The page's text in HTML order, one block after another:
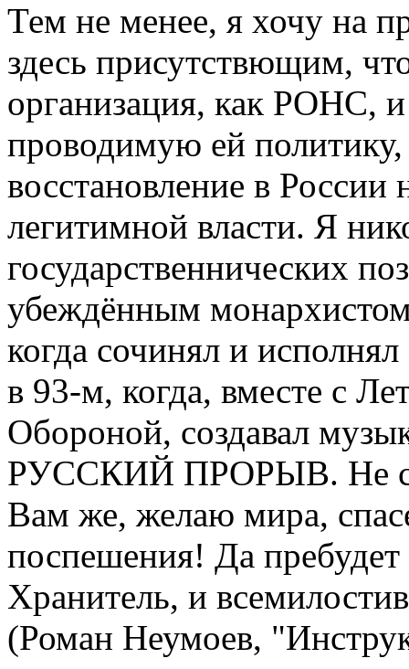
Тем не менее, я хочу на
здесь присутствющим,
организация, как РОНС,
проводимую ей
восстановление в
легитимной власти. Я
государственнических
убеждённым
когда сочинял и
в 93-м, когда, вместе с
Обороной, создавал
РУССКИЙ ПРОРЫВ. Не
Вам же, желаю мира,
поспешения! Да пребудет
Хранитель, и
(Роман Неумоев,